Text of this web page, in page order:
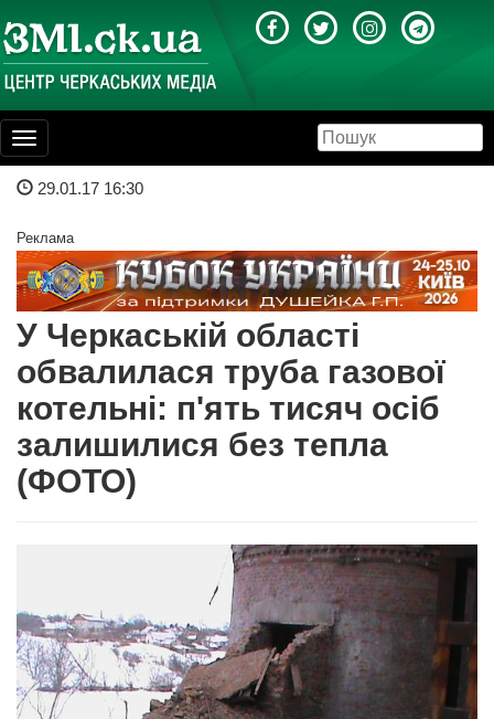
Toggle
navigation
29.01.17 16:30
Реклама
У Черкаській області
обвалилася труба газової
котельні: п'ять тисяч осіб
залишилися без тепла
(ФОТО)